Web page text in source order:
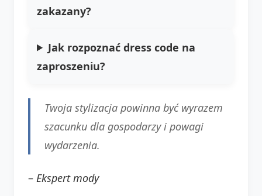
zakazany?
Jak rozpoznać dress code na
zaproszeniu?
Twoja stylizacja powinna być wyrazem
szacunku dla gospodarzy i powagi
wydarzenia.
– Ekspert mody